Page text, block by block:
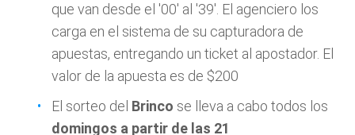
que van desde el '00' al '39'. El agenciero los
carga en el sistema de su capturadora de
apuestas, entregando un ticket al apostador. El
valor de la apuesta es de $200
El sorteo del Brinco se lleva a cabo todos los
domingos a partir de las 21